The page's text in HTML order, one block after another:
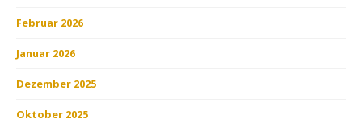
Februar 2026
Januar 2026
Dezember 2025
Oktober 2025